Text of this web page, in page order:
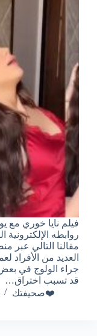
فيلم نايا خوري مع
روابطه
مقالنا التالي
العديد من الأفراد
جراء الولوج في بعض
قد تسبب اختراق…
❤️صحيفتك